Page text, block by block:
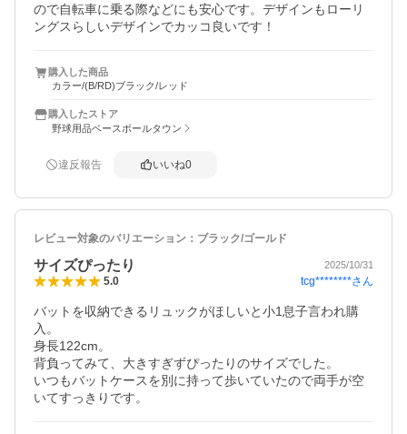
ので自転車に乗る際などにも安心です。デザインもローリ
ングスらしいデザインでカッコ良いです！
購入した商品
カラー/(B/RD)ブラック/レッド
購入したストア
野球用品ベースボールタウン
違反報告 いいね0
レビュー対象のバリエーション： ブラック/ゴールド
サイズぴったり 2025/10/31
5.0 tcg********さん
バットを収納できるリュックがほしいと小1息子言われ購
入。
身長122cm。
背負ってみて、大きすぎずぴったりのサイズでした。
いつもバットケースを別に持って歩いていたので両手が空
いてすっきりです。